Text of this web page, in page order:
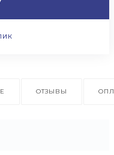
ОТЗЫВЫ